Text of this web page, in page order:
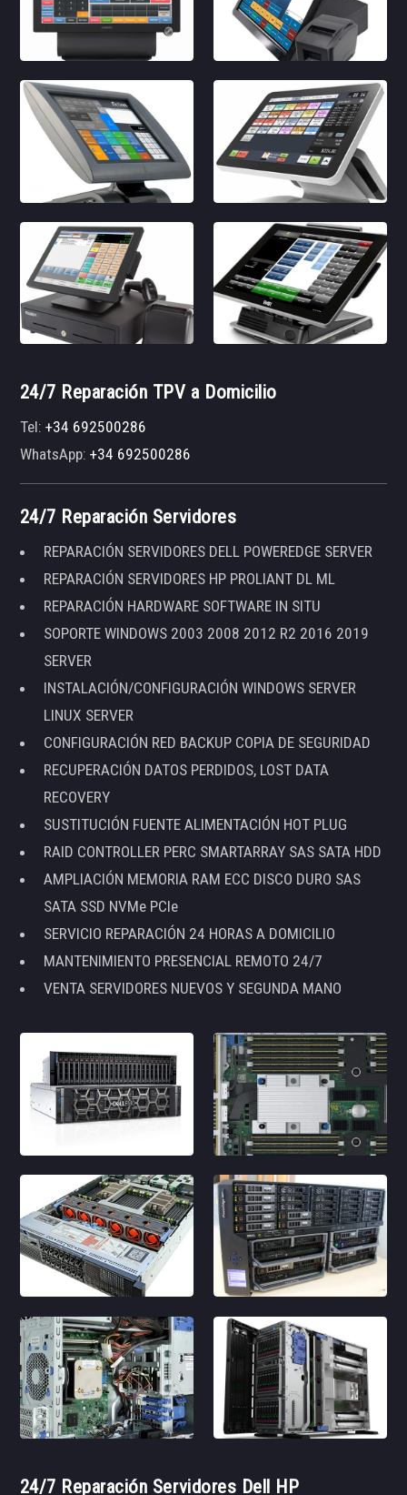
24/7 Reparación TPV a Domicilio
Tel:+34 692500286
WhatsApp:+34 692500286
24/7 Reparación Servidores
REPARACIÓN SERVIDORES DELL POWEREDGE SERVER
REPARACIÓN SERVIDORES HP PROLIANT DL ML
REPARACIÓN HARDWARE SOFTWARE IN SITU
SOPORTE WINDOWS 2003 2008 2012 R2 2016 2019
SERVER
INSTALACIÓN/CONFIGURACIÓN WINDOWS SERVER
LINUX SERVER
CONFIGURACIÓN RED BACKUP COPIA DE SEGURIDAD
RECUPERACIÓN DATOS PERDIDOS, LOST DATA
RECOVERY
SUSTITUCIÓN FUENTE ALIMENTACIÓN HOT PLUG
RAID CONTROLLER PERC SMARTARRAY SAS SATA HDD
AMPLIACIÓN MEMORIA RAM ECC DISCO DURO SAS
SATA SSD NVMe PCIe
SERVICIO REPARACIÓN 24 HORAS A DOMICILIO
MANTENIMIENTO PRESENCIAL REMOTO 24/7
VENTA SERVIDORES NUEVOS Y SEGUNDA MANO
24/7 Reparación Servidores Dell HP